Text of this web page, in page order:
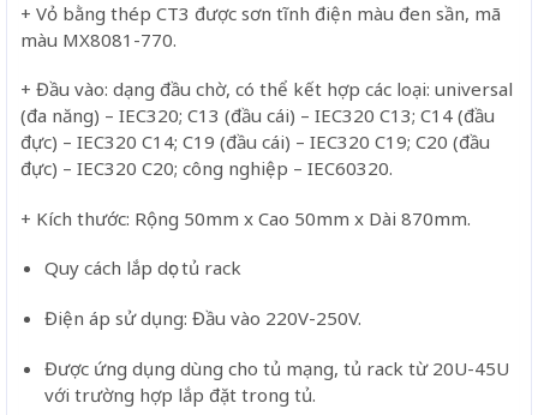
+ Vỏ bằng thép CT3 được sơn tĩnh điện màu đen sần, mã
màu MX8081-770.
+ Đầu vào: dạng đầu chờ, có thể kết hợp các loại: universal
(đa năng) – IEC320; C13 (đầu cái) – IEC320 C13; C14 (đầu
đực) – IEC320 C14; C19 (đầu cái) – IEC320 C19; C20 (đầu
đực) – IEC320 C20; công nghiệp – IEC60320.
+ Kích thước: Rộng 50mm x Cao 50mm x Dài 870mm.
Quy cách lắp dọc tủ rack
Điện áp sử dụng: Đầu vào 220V-250V.
Được ứng dụng dùng cho tủ mạng, tủ rack từ 20U-45U
với trường hợp lắp đặt trong tủ.